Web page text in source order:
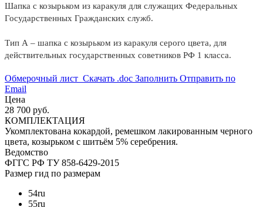
Шапка с козырьком из каракуля для служащих Федеральных
Государственных Гражданских служб.
Тип А – шапка с козырьком из каракуля серого цвета, для
действительных государственных советников РФ 1 класса.
Обмерочный лист Скачать .doc Заполнить Отправить по
Email
Цена
28 700 руб.
КОМПЛЕКТАЦИЯ
Укомплектована кокардой, ремешком лакированным черного
цвета, козырьком с шитьём 5% серебрения.
Ведомство
ФГГС РФ ТУ 858-6429-2015
Размер гид по размерам
54ru
55ru